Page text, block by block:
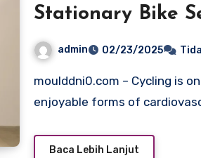
Stationary Bike
admin 02/23/2025
moulddni0.com – Cycling is one of the most effective and
enjoyable forms of
Baca Lebih Lanjut